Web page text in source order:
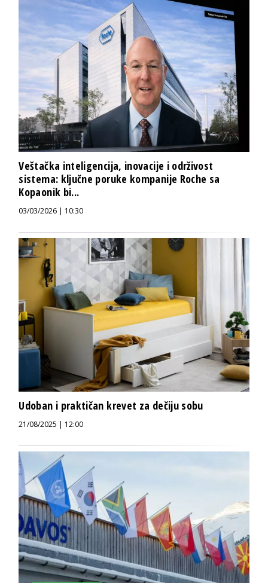
Veštačka inteligencija, inovacije i održivost
sistema: ključne poruke kompanije Roche sa
Kopaonik bi...
03/03/2026 | 10:30
Udoban i praktičan krevet za dečiju sobu
21/08/2025 | 12:00